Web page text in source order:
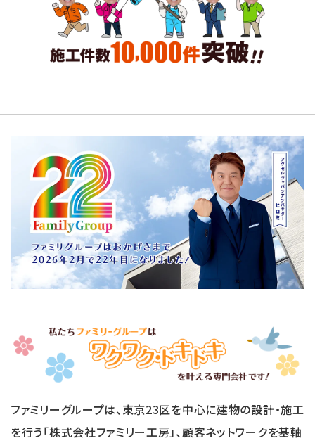
ファミリーグループは、東京23区を中心に建物の設計・施工
を行う「株式会社ファミリー工房」、顧客ネットワークを基軸